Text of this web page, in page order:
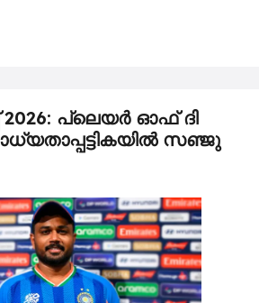
2026: പ്ലെയർ ഓഫ് ദി
സഞ്ജു